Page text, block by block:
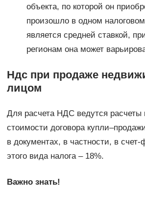
объекта, по которой он
произошло в одном
является средней ставкой,
регионам она может
Ндс при продаже
лицом
Для расчета НДС ведутся расчеты
стоимости договора
в документах, в частности, в
этого вида налога – 18%.
Важно знать!